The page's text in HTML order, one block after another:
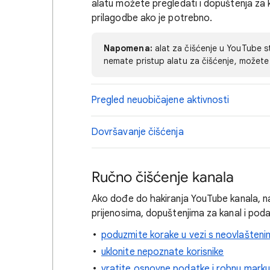
alatu možete pregledati i dopuštenja za
prilagodbe ako je potrebno.
Napomena: alat za čišćenje u YouTube
nemate pristup alatu za čišćenje,
Pregled neuobičajene aktivnosti
Dovršavanje čišćenja
Ručno čišćenje kanala
Ako dođe do hakiranja YouTube kanala,
prijenosima, dopuštenjima za kanal i
poduzmite korake u vezi s
uklonite nepoznate korisnike